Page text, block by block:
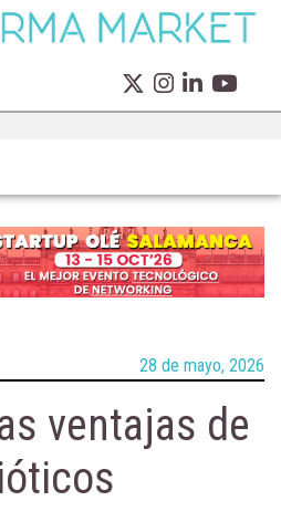
28 de mayo, 2026
ventajas de